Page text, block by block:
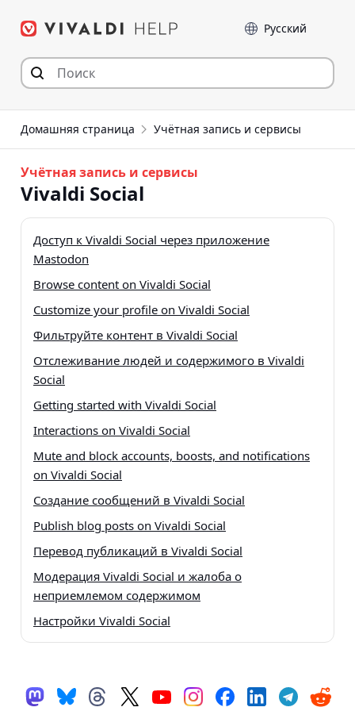
Language
Домашняя страница Учётная запись и сервисы
Учётная запись и сервисы
Vivaldi Social
Доступ к Vivaldi Social через приложение
Mastodon
Browse content on Vivaldi Social
Customize your profile on Vivaldi Social
Фильтруйте контент в Vivaldi Social
Отслеживание людей и содержимого в Vivaldi
Social
Getting started with Vivaldi Social
Interactions on Vivaldi Social
Mute and block accounts, boosts, and notifications
on Vivaldi Social
Создание сообщений в Vivaldi Social
Publish blog posts on Vivaldi Social
Перевод публикаций в Vivaldi Social
Модерация Vivaldi Social и жалоба о
неприемлемом содержимом
Настройки Vivaldi Social